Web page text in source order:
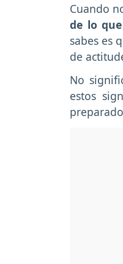
Cuando
de lo
sabes es
de
No
estos